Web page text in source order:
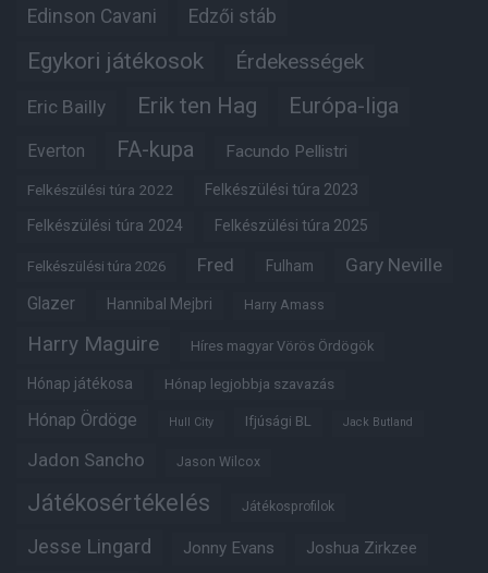
Edinson Cavani Edzői stáb
Egykori játékosok Érdekességek
Eric Bailly Erik ten Hag Európa-liga
Everton FA-kupa Facundo Pellistri
Felkészülési túra 2022 Felkészülési túra 2023
Felkészülési túra 2024 Felkészülési túra 2025
Felkészülési túra 2026 Fred Fulham Gary Neville
Glazer Hannibal Mejbri Harry Amass
Harry Maguire Híres magyar Vörös Ördögök
Hónap játékosa Hónap legjobbja szavazás
Hónap Ördöge Hull City Ifjúsági BL Jack Butland
Jadon Sancho Jason Wilcox
Játékosértékelés Játékosprofilok
Jesse Lingard Jonny Evans Joshua Zirkzee